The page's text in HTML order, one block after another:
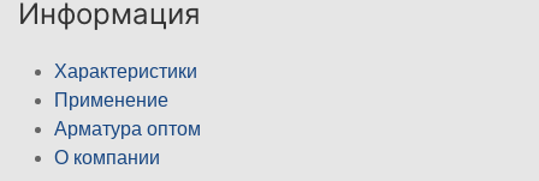
Информация
Характеристики
Применение
Арматура оптом
О компании